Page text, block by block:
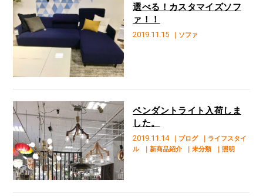
2019.11.15 ｜ソファ
選べる！カスタマイズソフ
ァ！！
2019.11.14 ｜ブログ
｜ライフスタイ
ル
｜新商品紹介 ｜未分類 ｜照明
ペンダントライト入荷しま
した。